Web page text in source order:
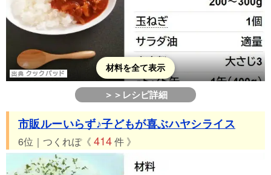
材料を全て表示
＞＞レシピ詳細
市販ルーいらず♪子どもが喜ぶハヤシライス
6位｜つくれぽ《 414件 》